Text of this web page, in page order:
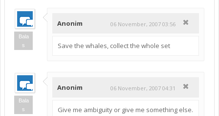
Bala
s
Anonim 06 November, 2007 03:56
Save the whales, collect the whole set
Bala
s
Anonim 06 November, 2007 04:31
Give me ambiguity or give me something else.